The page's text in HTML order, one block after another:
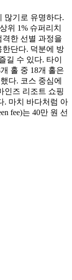
많기로 유명하다.
위 1% 슈퍼리치
한 선별 과정을
한단다. 덕분에 방
길 수 있다. 타이
홀 중 18개 홀은
다. 코스 중심에
인즈 리조트 쇼핑
. 마치 바다처럼 아
fee)는 40만 원 선